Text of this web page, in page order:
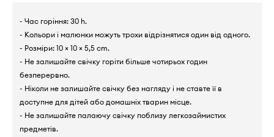
- Час горіння: 30 h.
- Кольори і малюнки можуть трохи відрізнятися один від одного.
- Розміри: 10 × 10 × 5,5 cm.
- Не залишайте свічку горіти більше чотирьох годин
безперервно.
- Ніколи не залишайте свічку без нагляду і не ставте її в
доступне для дітей або домашніх тварин місце.
- Не залишайте палаючу свічку поблизу легкозаймистих
предметів.